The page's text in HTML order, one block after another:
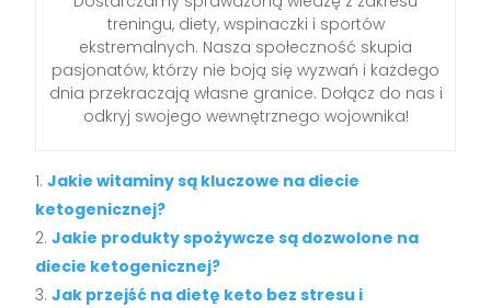
treningu, diety, wspinaczki i sportów
ekstremalnych. Nasza społeczność skupia
pasjonatów, którzy nie boją się wyzwań i każdego
dnia przekraczają własne granice. Dołącz do nas i
odkryj swojego wewnętrznego wojownika!
Jakie witaminy są kluczowe na diecie
ketogenicznej?
Jakie produkty spożywcze są dozwolone na
diecie ketogenicznej?
Jak przejść na dietę keto bez stresu i